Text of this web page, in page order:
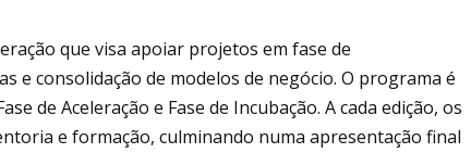
que visa apoiar projetos em fase de
e consolidação de modelos de negócio. O programa é
de Aceleração e Fase de Incubação. A cada edição, os
e formação, culminando numa apresentação final